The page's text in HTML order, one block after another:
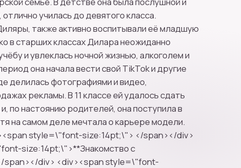
училась до девятого класса.
также активно воспитывали её младшую
в старших классах Дилара неожиданно
и увлеклась ночной жизнью, алкоголем и
она начала вести свой TikTok и другие
делилась фотографиями и видео,
рекламы. В 11 классе ей удалось сдать
по настоянию родителей, она поступила в
на самом деле мечтала о карьере модели.
style=\"font-size:14pt;\"> </span></div>
size:14pt;\">**Знакомство с
div> <div><span style=\"font-